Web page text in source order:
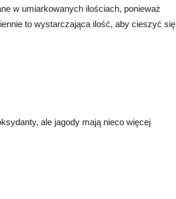
w umiarkowanych ilościach, ponieważ
to wystarczająca ilość, aby cieszyć się
ale jagody mają nieco więcej